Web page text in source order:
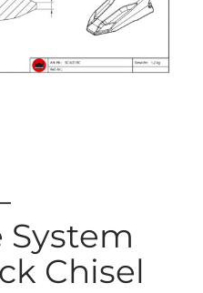
System
Chisel